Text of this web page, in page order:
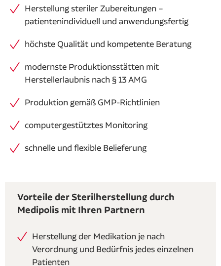
Herstellung steriler Zubereitungen –
patientenindividuell und anwendungsfertig
höchste Qualität und kompetente Beratung
modernste Produktionsstätten mit
Herstellerlaubnis nach § 13 AMG
Produktion gemäß GMP-Richtlinien
computergestütztes Monitoring
schnelle und flexible Belieferung
Vorteile der Sterilherstellung durch
Medipolis mit Ihren Partnern
Herstellung der Medikation je nach
Verordnung und Bedürfnis jedes einzelnen
Patienten